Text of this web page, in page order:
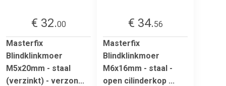
€ 32.00
Masterfix
Blindklinkmoer
M5x20mm - staal
(verzinkt) - verzon...
€ 34.56
Masterfix
Blindklinkmoer
M6x16mm - staal -
open cilinderkop ...